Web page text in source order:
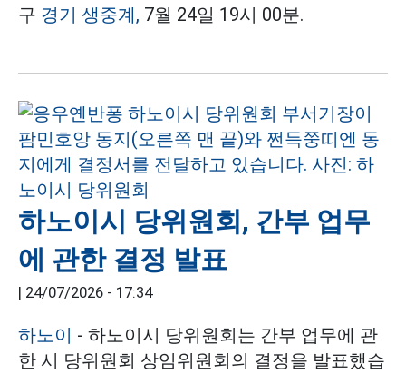
구 경기 생중계, 7월 24일 19시 00분.
하노이시 당위원회, 간부 업무
에 관한 결정 발표
| 24/07/2026 - 17:34
하노이 - 하노이시 당위원회는 간부 업무에 관
한 시 당위원회 상임위원회의 결정을 발표했습